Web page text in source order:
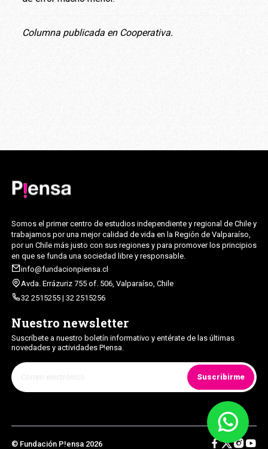
Columna publicada en Cooperativa.
Somos el primer centro de estudios independiente y regional de Chile y
trabajamos por una mejor calidad de vida en la Región de Valparaíso,
por un Chile más justo con sus regiones y para promover los principios
en que se funda una sociedad libre y responsable.
info@fundacionpiensa.cl
Avda. Errázuriz 755 of. 506, Valparaíso, Chile
32 2515255 | 32 2515256
Nuestro newsletter
Suscríbete a nuestro boletín informativo y entérate de las últimas
novedades y actividades P!ensa.
Suscribirme
© Fundación P!ensa 2026